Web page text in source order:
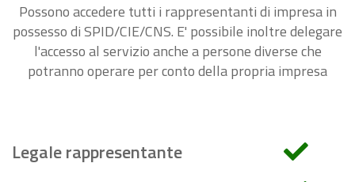
Possono accedere tutti i rappresentanti di impresa in
possesso di SPID/CIE/CNS. E' possibile inoltre delegare
l'accesso al servizio anche a persone diverse che
potranno operare per conto della propria impresa
Legale rappresentante